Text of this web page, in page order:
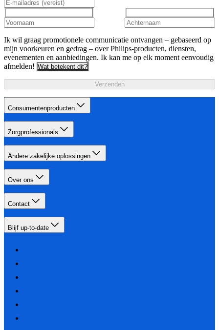
Ik wil graag promotionele communicatie ontvangen – gebaseerd op
mijn voorkeuren en gedrag – over Philips-producten, diensten,
evenementen en aanbiedingen. Ik kan me op elk moment eenvoudig
afmelden! Wat betekent dit?
Verzenden
Consumentenproducten
Zorgprofessionals
Andere zakelijke oplossingen
Over ons
Contact
Blijf up-to-date